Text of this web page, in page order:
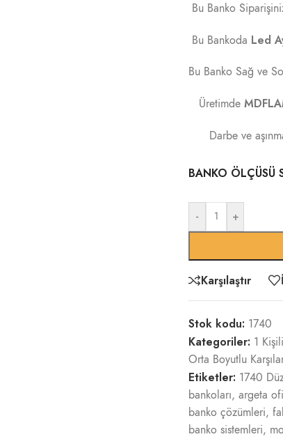
Bu Banko
Bu Bankoda Led
Bu Banko Sağ ve
Üretimde
Darbe ve
BANKO ÖLÇÜSÜ
- +
Karşılaştır
Stok kodu: 1740
Kategoriler: 1
Orta Boyutlu
Etiketler: 1740
bankoları, argeta
banko çözümleri,
banko sistemleri,